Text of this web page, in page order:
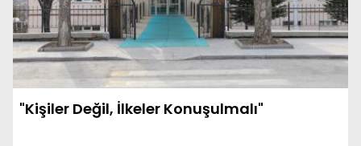
"Kişiler Değil, İlkeler Konuşulmalı"